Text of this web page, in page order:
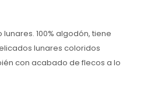
100% algodón, tiene
lunares coloridos
con acabado de flecos a lo